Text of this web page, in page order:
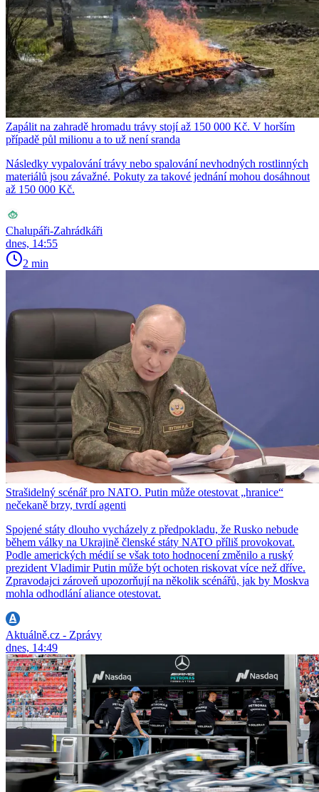
Zapálit na zahradě hromadu trávy stojí až 150 000 Kč. V horším
případě půl milionu a to už není sranda
Následky vypalování trávy nebo spalování nevhodných rostlinných
materiálů jsou závažné. Pokuty za takové jednání mohou dosáhnout
až 150 000 Kč.
Chalupáři-Zahrádkáři
dnes, 14:55
2 min
Strašidelný scénář pro NATO. Putin může otestovat „hranice“
nečekaně brzy, tvrdí agenti
Spojené státy dlouho vycházely z předpokladu, že Rusko nebude
během války na Ukrajině členské státy NATO příliš provokovat.
Podle amerických médií se však toto hodnocení změnilo a ruský
prezident Vladimir Putin může být ochoten riskovat více než dříve.
Zpravodajci zároveň upozorňují na několik scénářů, jak by Moskva
mohla odhodlání aliance otestovat.
Aktuálně.cz - Zprávy
dnes, 14:49